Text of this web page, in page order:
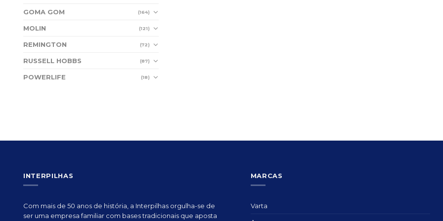
GOMA GOM (164)
MOLIN (121)
REMINGTON (72)
RUSSELL HOBBS (87)
POWERLIFE (18)
INTERPILHAS
Com mais de 50 anos de história, a Interpilhas orgulha-se de
ser uma empresa familiar com bases tradicionais que aposta
MARCAS
Varta